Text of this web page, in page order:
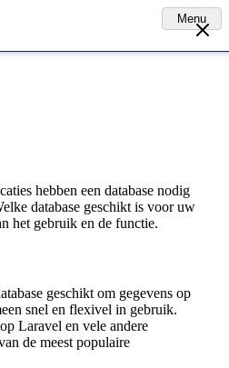
Menu
hebben een database nodig
database geschikt is voor uw
het gebruik en de functie.
geschikt om gegevens op
snel en flexivel in gebruik.
Laravel en vele andere
de meest populaire